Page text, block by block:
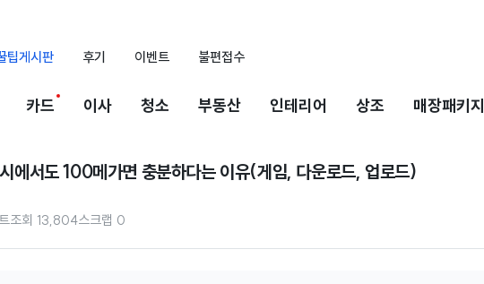
팁게시판 후기 이벤트 불편접수
카드 이사 청소 부동산 인테리어 상조 매장패키지
에서도 100메가면 충분하다는 이유(게임, 다운로드, 업로드)
조회 13,804스크랩 0